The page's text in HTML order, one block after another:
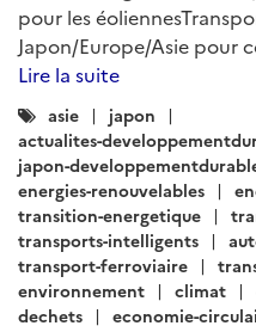
Le recyclage thermique
limités de l'interdiction...
Catégories
:
japon-
actualites-
energies-fossiles
energie-
automobile
transport-
transports-intelligents
ville-intelligente
eau-assainissement
climat
dechets
finance-verte
developpement-durable
jeux-olympiques